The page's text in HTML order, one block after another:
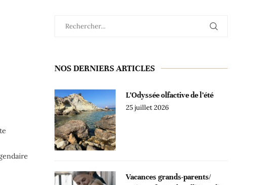
NOS DERNIERS ARTICLES
L’Odyssée olfactive de l’été
25 juillet 2026
Vacances grands-parents/